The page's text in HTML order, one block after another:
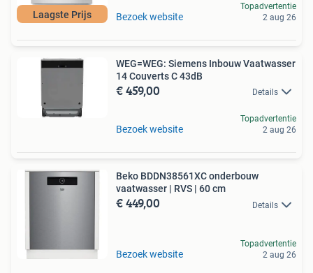
Laagste Prijs Bezoek website
Topadvertentie
2 aug 26
WEG=WEG: Siemens Inbouw Vaatwasser
14 Couverts C 43dB
€ 459,00 Details
Bezoek website
Topadvertentie
2 aug 26
Beko BDDN38561XC onderbouw
vaatwasser | RVS | 60 cm
€ 449,00 Details
Bezoek website
Topadvertentie
2 aug 26